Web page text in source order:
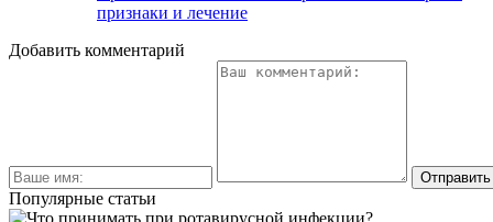
признаки и лечение
Добавить комментарий
Популярные статьи